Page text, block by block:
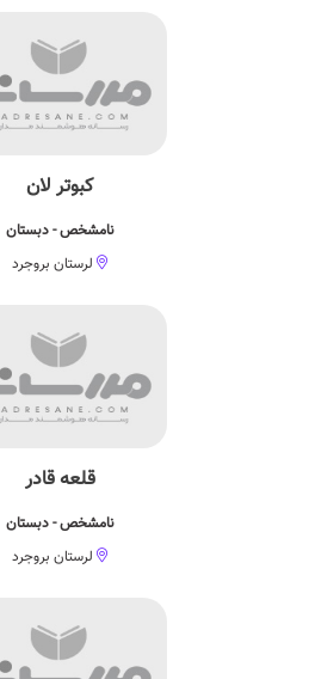
کبوتر لان
نامشخص - دبستان
لرستان بروجرد
قلعه قادر
نامشخص - دبستان
لرستان بروجرد